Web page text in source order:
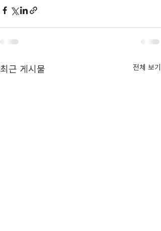
최근 게시물 전체 보기